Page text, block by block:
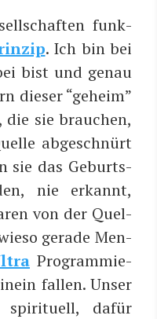
funk­
. Ich bin bei
bist und genau
die­ser “geheim”
sie brau­chen,
abge­schnürt
sie das Geburts­
nie erkannt,
von der Quel­
gera­de Men­
Pro­gram­mie­
fal­len. Unser
spi­ri­tu­ell, dafür